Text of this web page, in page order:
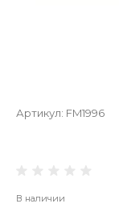
Артикул: FM1996
В наличии